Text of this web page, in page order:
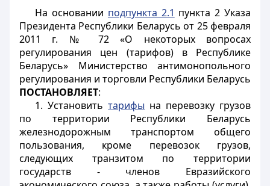
На основании подпункта 2.1 пункта 2 Указа
Президента Республики Беларусь от 25 февраля
2011 г. № 72 «О некоторых вопросах
регулирования цен (тарифов) в Республике
Беларусь» Министерство антимонопольного
регулирования и торговли Республики Беларусь
ПОСТАНОВЛЯЕТ:
1. Установитьтарифы на перевозку грузов
по территории Республики Беларусь
железнодорожным транспортом общего
пользования, кроме перевозок грузов,
следующих транзитом по территории
государств - членов Евразийского